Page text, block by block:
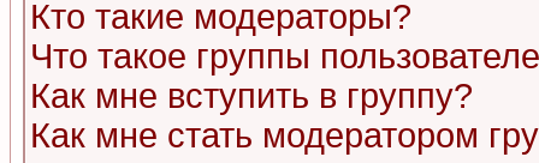
Кто такие модераторы?
Что такое группы
Как мне вступить в группу?
Как мне стать модератором